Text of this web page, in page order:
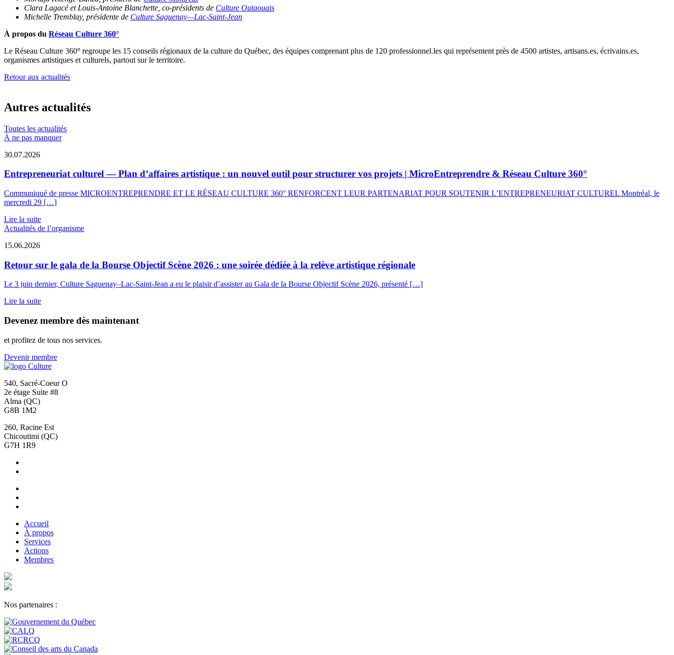
Clara Lagacé et Louis-Antoine Blanchette, co-présidents de Culture Outaouais
Michelle Tremblay, présidente de Culture Saguenay—Lac-Saint-Jean
À propos du Réseau Culture 360°
Le Réseau Culture 360° regroupe les 15 conseils régionaux de la culture du Québec, des équipes comprenant plus de 120 professionnel.les qui représentent près de 4500 artistes, artisans.es, écrivains.es,
organismes artistiques et culturels, partout sur le territoire.
Retour aux actualités
Autres actualités
Toutes les actualités
À ne pas manquer
30.07.2026
Entrepreneuriat culturel — Plan d’affaires artistique : un nouvel outil pour structurer vos projets | MicroEntreprendre & Réseau Culture 360°
Communiqué de presse MICROENTREPRENDRE ET LE RÉSEAU CULTURE 360° RENFORCENT LEUR PARTENARIAT POUR SOUTENIR L’ENTREPRENEURIAT CULTUREL Montréal, le
mercredi 29 […]
Lire la suite
Actualités de l’organisme
15.06.2026
Retour sur le gala de la Bourse Objectif Scène 2026 : une soirée dédiée à la relève artistique régionale
Le 3 juin dernier, Culture Saguenay–Lac-Saint-Jean a eu le plaisir d’assister au Gala de la Bourse Objectif Scène 2026, présenté […]
Lire la suite
Devenez membre dès maintenant
et profitez de tous nos services.
Devenir membre
540, Sacré-Coeur O
2e étage Suite #8
Alma (QC)
G8B 1M2
260, Racine Est
Chicoutimi (QC)
G7H 1R9
Accueil
À propos
Services
Actions
Membres
Nos partenaires :